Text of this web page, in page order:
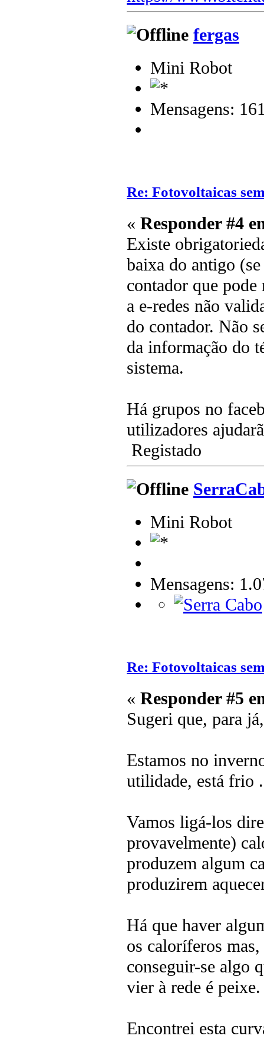
fergas
Mini Robot
Mensagens:
Re: Fotovoltaicas
« Responder #4
Existe
baixa do antigo
contador que
a e-redes não
do contador. Não
da informação do
sistema.
Há grupos no
utilizadores
Registado
Mini Robot
Mensagens:
Re: Fotovoltaicas
« Responder #5
Sugeri que, para
Estamos no
utilidade, está frio
Vamos ligá-los
provavelmente)
produzem algum
produzirem
Há que haver
os caloríferos
conseguir-se algo
vier à rede é peixe.
Encontrei esta